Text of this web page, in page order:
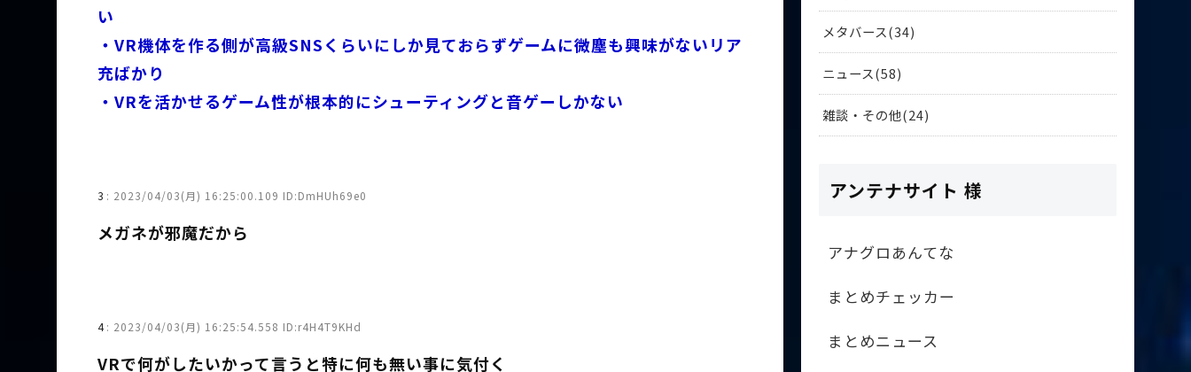
い
・VR機体を作る側が高級SNSくらいにしか見ておらずゲームに微塵も興味がないリア
充ばかり
・VRを活かせるゲーム性が根本的にシューティングと音ゲーしかない
3 : 2023/04/03(月) 16:25:00.109 ID:DmHUh69e0
メガネが邪魔だから
4: 2023/04/03(月) 16:25:54.558 ID:r4H4T9KHd
VRで何がしたいかって言うと特に何も無い事に気付く
メタバース 34
ニュース 58
雑談・その他 24
アンテナサイト 様
アナグロあんてな
まとめチェッカー
まとめニュース